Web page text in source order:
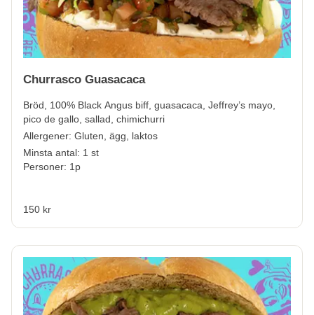
Churrasco Guasacaca
Bröd, 100% Black Angus biff, guasacaca, Jeffrey’s mayo,
pico de gallo, sallad, chimichurri
Allergener: Gluten, ägg, laktos
Minsta antal: 1 st
Personer: 1p
150 kr